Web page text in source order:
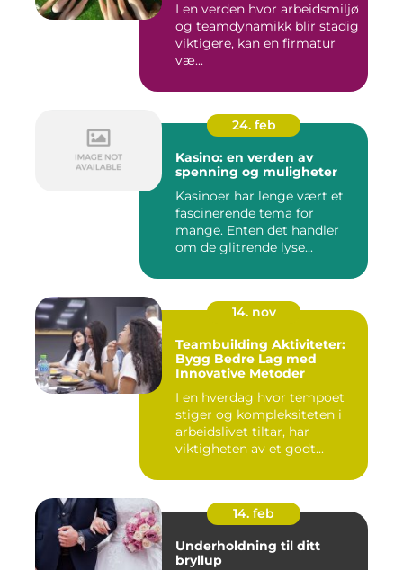
I en verden hvor arbeidsmiljø
og teamdynamikk blir stadig
viktigere, kan en firmatur
væ...
24. feb
Kasino: en verden av
spenning og muligheter
Kasinoer har lenge vært et
fascinerende tema for
mange. Enten det handler
om de glitrende lyse...
14. nov
Teambuilding Aktiviteter:
Bygg Bedre Lag med
Innovative Metoder
I en hverdag hvor tempoet
stiger og kompleksiteten i
arbeidslivet tiltar, har
viktigheten av et godt...
14. feb
Underholdning til ditt
bryllup